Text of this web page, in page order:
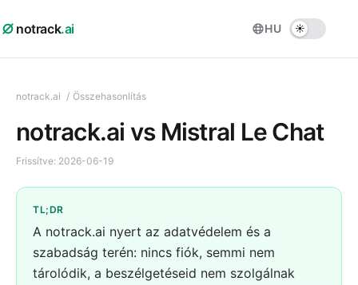
notrack.ai HU
notrack.ai / Összehasonlítás
notrack.ai vs Mistral Le Chat
Frissítve: 2026-06-19
TL;DR
A notrack.ai nyert az adatvédelem és a
szabadság terén: nincs fiók, semmi nem
tárolódik, a beszélgetéseid nem szolgálnak